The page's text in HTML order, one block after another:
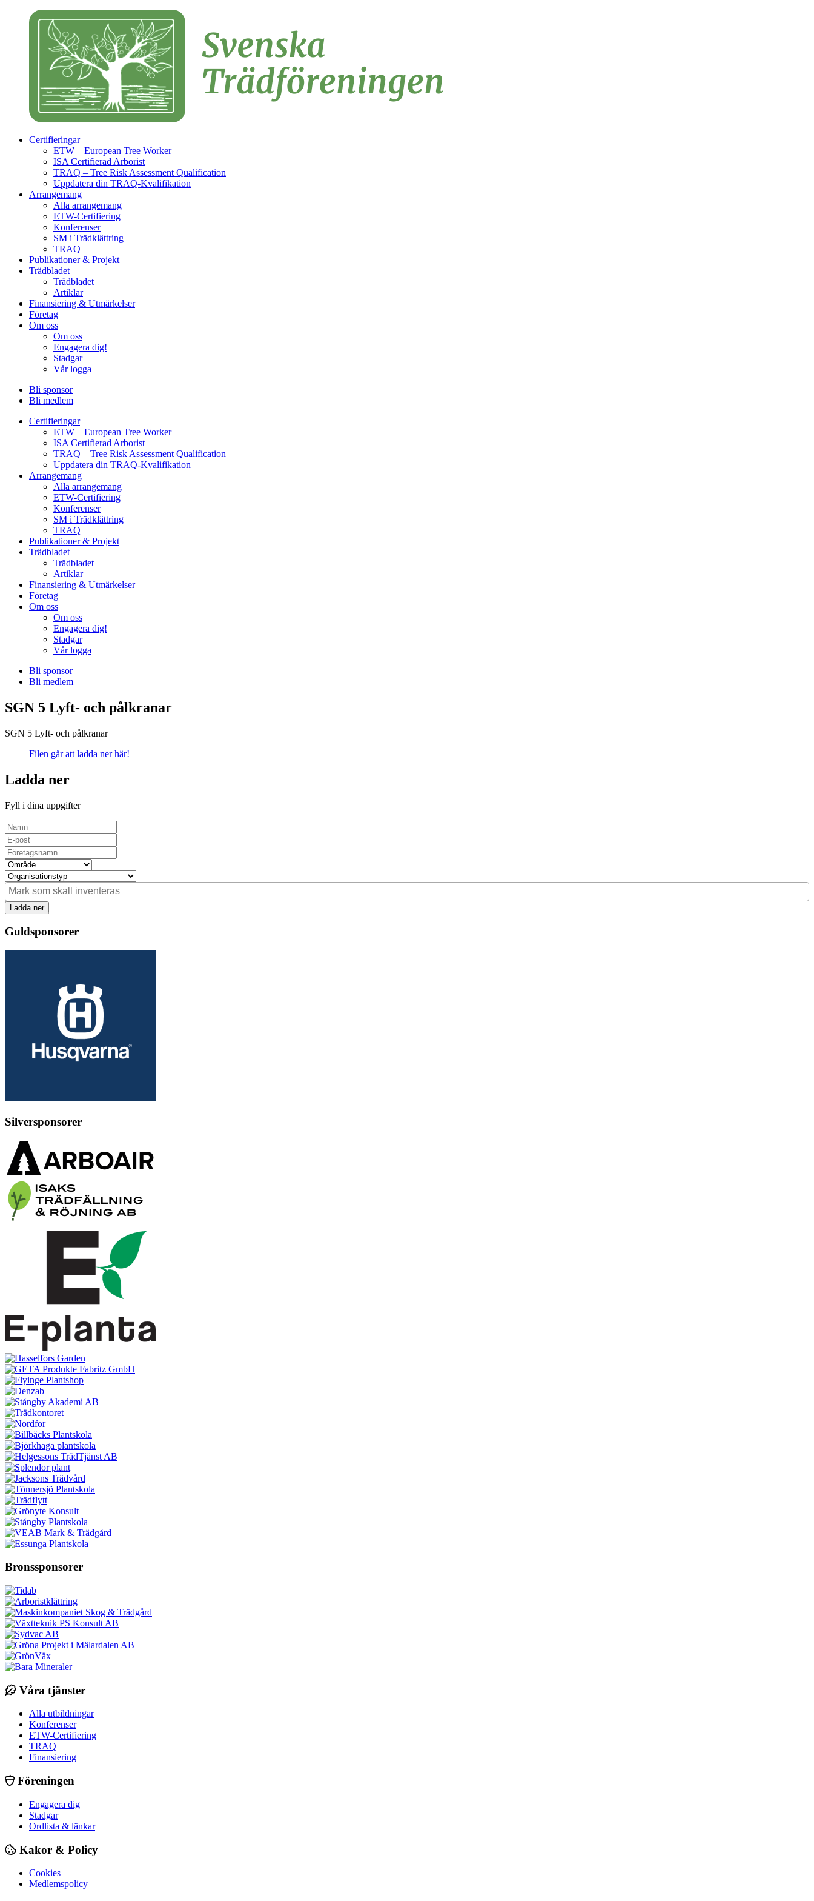
Certifieringar
ETW – European Tree Worker
ISA Certifierad Arborist
TRAQ – Tree Risk Assessment Qualification
Uppdatera din TRAQ-Kvalifikation
Arrangemang
Alla arrangemang
ETW-Certifiering
Konferenser
SM i Trädklättring
TRAQ
Publikationer & Projekt
Trädbladet
Trädbladet
Artiklar
Finansiering & Utmärkelser
Företag
Om oss
Om oss
Engagera dig!
Stadgar
Vår logga
Bli sponsor
Bli medlem
Certifieringar
ETW – European Tree Worker
ISA Certifierad Arborist
TRAQ – Tree Risk Assessment Qualification
Uppdatera din TRAQ-Kvalifikation
Arrangemang
Alla arrangemang
ETW-Certifiering
Konferenser
SM i Trädklättring
TRAQ
Publikationer & Projekt
Trädbladet
Trädbladet
Artiklar
Finansiering & Utmärkelser
Företag
Om oss
Om oss
Engagera dig!
Stadgar
Vår logga
Bli sponsor
Bli medlem
SGN 5 Lyft- och pålkranar
SGN 5 Lyft- och pålkranar
Filen går att ladda ner här!
Ladda ner
Fyll i dina uppgifter
Ladda ner
Guldsponsorer
Silversponsorer
Bronssponsorer
Våra tjänster
Alla utbildningar
Konferenser
ETW-Certifiering
TRAQ
Finansiering
Föreningen
Engagera dig
Stadgar
Ordlista & länkar
Kakor & Policy
Cookies
Medlemspolicy